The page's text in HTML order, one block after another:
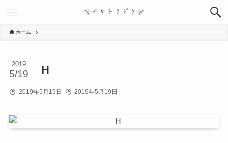
ホーム
H
2019
5/19
2019年5月19日 2019年5月19日